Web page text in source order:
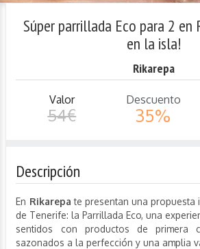
Súper parrillada Eco para 2 en
en la isla!
Rikarepa
Valor
54€
Descuento
35%
Descripción
En Rikarepa te presentan una propuesta
de Tenerife: la Parrillada Eco, una
sentidos con productos de primera
sazonados a la perfección y una amplia